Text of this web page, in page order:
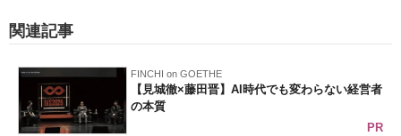
関連記事
FINCHI on GOETHE
【見城徹×藤田晋】AI時代でも変わらない経営者
の本質
PR